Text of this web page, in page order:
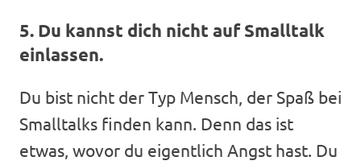
5. Du kannst dich nicht auf Smalltalk
einlassen.
Du bist nicht der Typ Mensch, der Spaß bei
Smalltalks finden kann. Denn das ist
etwas, wovor du eigentlich Angst hast. Du